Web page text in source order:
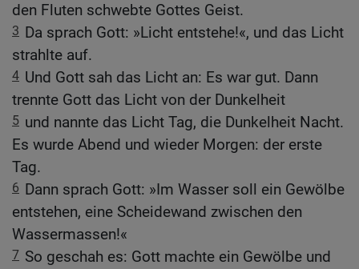
den Fluten schwebte Gottes Geist.
3 Da sprach Gott: »Licht entstehe!«, und das Licht
strahlte auf.
4 Und Gott sah das Licht an: Es war gut. Dann
trennte Gott das Licht von der Dunkelheit
5 und nannte das Licht Tag, die Dunkelheit Nacht.
Es wurde Abend und wieder Morgen: der erste
Tag.
6 Dann sprach Gott: »Im Wasser soll ein Gewölbe
entstehen, eine Scheidewand zwischen den
Wassermassen!«
7 So geschah es: Gott machte ein Gewölbe und